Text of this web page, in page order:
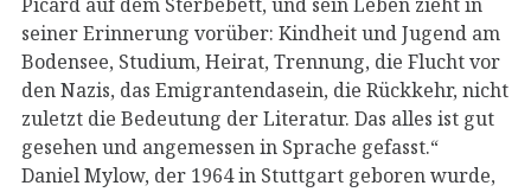
seiner Erinnerung vorüber: Kindheit und Jugend am
Bodensee, Studium, Heirat, Trennung, die Flucht vor
den Nazis, das Emigrantendasein, die Rückkehr, nicht
zuletzt die Bedeutung der Literatur. Das alles ist gut
gesehen und angemessen in Sprache gefasst.“
Daniel Mylow, der 1964 in Stuttgart geboren wurde,